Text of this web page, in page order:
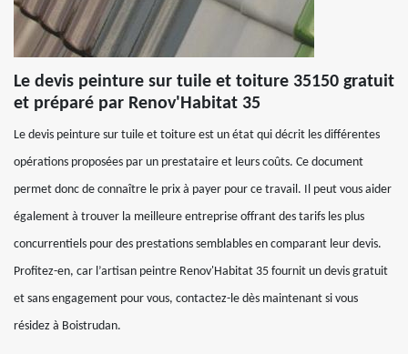
Le devis peinture sur tuile et toiture 35150 gratuit
et préparé par Renov'Habitat 35
Le devis peinture sur tuile et toiture est un état qui décrit les différentes
opérations proposées par un prestataire et leurs coûts. Ce document
permet donc de connaître le prix à payer pour ce travail. Il peut vous aider
également à trouver la meilleure entreprise offrant des tarifs les plus
concurrentiels pour des prestations semblables en comparant leur devis.
Profitez-en, car l’artisan peintre Renov'Habitat 35 fournit un devis gratuit
et sans engagement pour vous, contactez-le dès maintenant si vous
résidez à Boistrudan.